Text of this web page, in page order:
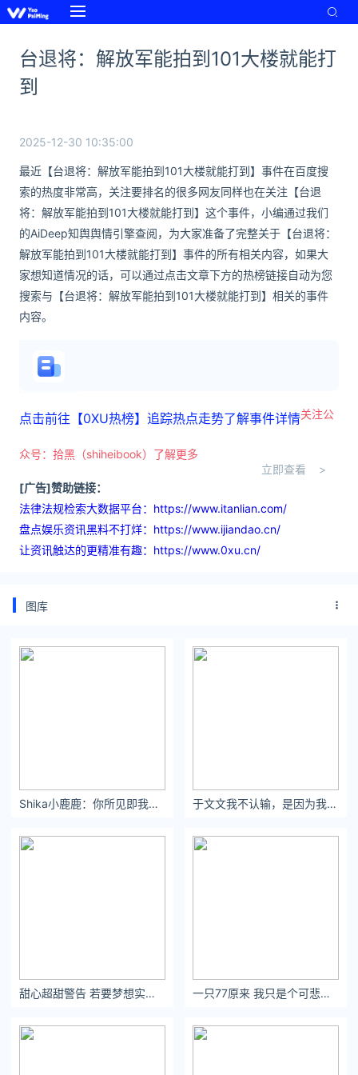
台退将：解放军能拍到101大楼就能打
到
2025-12-30 10:35:00
最近【台退将：解放军能拍到101大楼就能打到】事件在百度搜
索的热度非常高，关注要排名的很多网友同样也在关注【台退
将：解放军能拍到101大楼就能打到】这个事件，小编通过我们
的AiDeep知舆舆情引擎查阅，为大家准备了完整关于【台退将：
解放军能拍到101大楼就能打到】事件的所有相关内容，如果大
家想知道情况的话，可以通过点击文章下方的热榜链接自动为您
搜索与【台退将：解放军能拍到101大楼就能打到】相关的事件
内容。
点击前往【0XU热榜】追踪热点走势了解事件详情
立即查看 >
关注公
众号：拾黑（shiheibook）了解更多
[广告]赞助链接：
法律法规检索大数据平台：https://www.itanlian.com/
盘点娱乐资讯黑料不打烊：https://www.ijiandao.cn/
让资讯触达的更精准有趣：https://www.0xu.cn/
图库
Shika小鹿鹿：你所见即我，我不辩解。 于文文我不认输，是因为我心里有一颗叫我不要像命运低头的种子。
甜心超甜警告 若要梦想实现，先从梦中醒来。 一只77原来 我只是个可悲的路人而已,谢谢你的施舍→我记住你了.